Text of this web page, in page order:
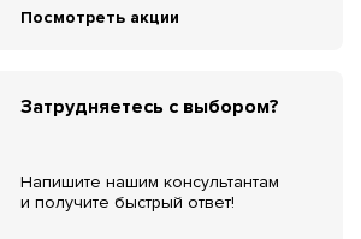
Посмотреть акции
Затрудняетесь с выбором?
Напишите нашим консультантам
и получите быстрый ответ!